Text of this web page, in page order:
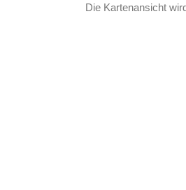
Die Kartenansicht